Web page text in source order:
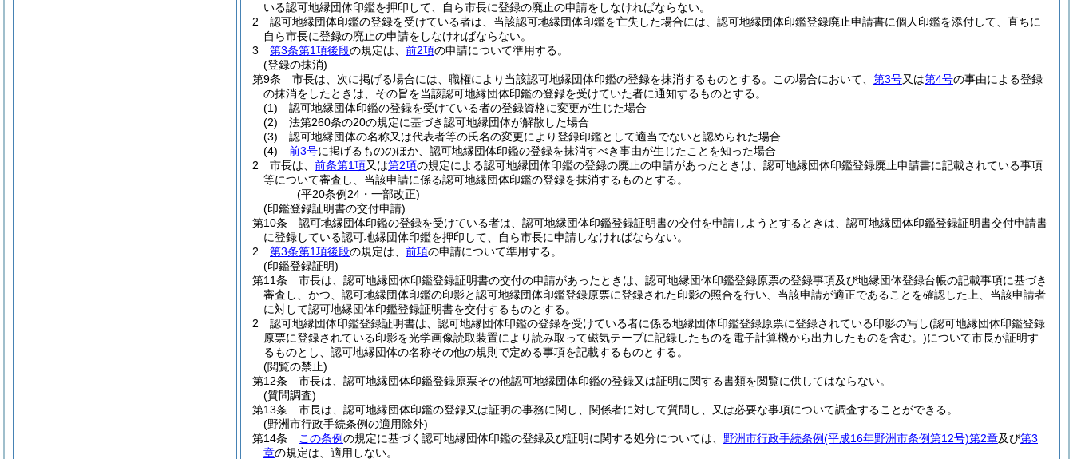
いる認可地縁団体印鑑を押印して、自ら市長に登録の廃止の申請をしなければならない。
2
認可地縁団体印鑑の登録を受けている者は、当該認可地縁団体印鑑を亡失した場合には、認可地縁団体印鑑登録廃止申請書に個人印鑑を添付して、直ちに
自ら市長に登録の廃止の申請をしなければならない。
3
第3条第1項後段の規定は、 前2項の申請について準用する。
(登録の抹消)
第9条
市長は、次に掲げる場合には、職権により当該認可地縁団体印鑑の登録を抹消するものとする。 この場合において、 第3号又は第4号の事由による登録
の抹消をしたときは、その旨を当該認可地縁団体印鑑の登録を受けていた者に通知するものとする。
(1)
認可地縁団体印鑑の登録を受けている者の登録資格に変更が生じた場合
(2)
法第260条の20の規定に基づき認可地縁団体が解散した場合
(3)
認可地縁団体の名称又は代表者等の氏名の変更により登録印鑑として適当でないと認められた場合
(4)
前3号に掲げるもののほか、認可地縁団体印鑑の登録を抹消すべき事由が生じたことを知った場合
2
市長は、 前条第1項又は第2項の規定による認可地縁団体印鑑の登録の廃止の申請があったときは、認可地縁団体印鑑登録廃止申請書に記載されている事項
等について審査し、当該申請に係る認可地縁団体印鑑の登録を抹消するものとする。
(平20条例24・一部改正)
(印鑑登録証明書の交付申請)
第10条
認可地縁団体印鑑の登録を受けている者は、認可地縁団体印鑑登録証明書の交付を申請しようとするときは、認可地縁団体印鑑登録証明書交付申請書
に登録している認可地縁団体印鑑を押印して、自ら市長に申請しなければならない。
2
第3条第1項後段の規定は、 前項の申請について準用する。
(印鑑登録証明)
第11条
市長は、認可地縁団体印鑑登録証明書の交付の申請があったときは、認可地縁団体印鑑登録原票の登録事項及び地縁団体登録台帳の記載事項に基づき
審査し、かつ、認可地縁団体印鑑の印影と認可地縁団体印鑑登録原票に登録された印影の照合を行い、当該申請が適正であることを確認した上、当該申請者
に対して認可地縁団体印鑑登録証明書を交付するものとする。
2
認可地縁団体印鑑登録証明書は、認可地縁団体印鑑の登録を受けている者に係る地縁団体印鑑登録原票に登録されている印影の写し(認可地縁団体印鑑登録
原票に登録されている印影を光学画像読取装置により読み取って磁気テープに記録したものを電子計算機から出力したものを含む。)について市長が証明す
るものとし、認可地縁団体の名称その他の規則で定める事項を記載するものとする。
(閲覧の禁止)
第12条
市長は、認可地縁団体印鑑登録原票その他認可地縁団体印鑑の登録又は証明に関する書類を閲覧に供してはならない。
(質問調査)
第13条
市長は、認可地縁団体印鑑の登録又は証明の事務に関し、関係者に対して質問し、又は必要な事項について調査することができる。
(野洲市行政手続条例の適用除外)
第14条
この条例の規定に基づく認可地縁団体印鑑の登録及び証明に関する処分については、 野洲市行政手続条例(平成16年野洲市条例第12号)第2章及び第3
章の規定は、適用しない。